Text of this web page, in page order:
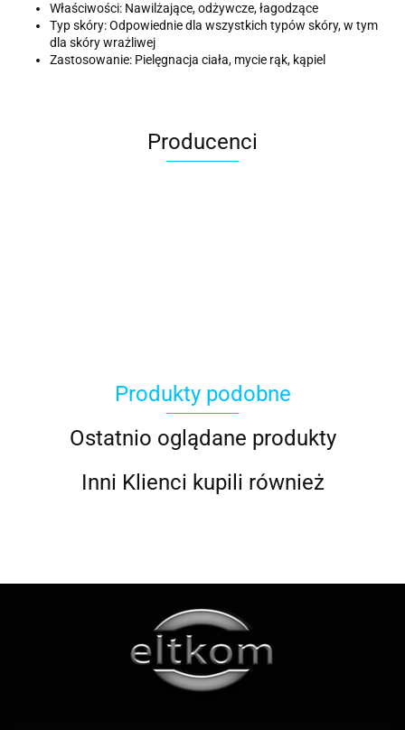
Właściwości: Nawilżające, odżywcze, łagodzące
Typ skóry: Odpowiednie dla wszystkich typów skóry, w tym
dla skóry wrażliwej
Zastosowanie: Pielęgnacja ciała, mycie rąk, kąpiel
Producenci
ACOOL TOY
AMAZFIT
Produkty podobne
Ostatnio oglądane produkty
Inni Klienci kupili również